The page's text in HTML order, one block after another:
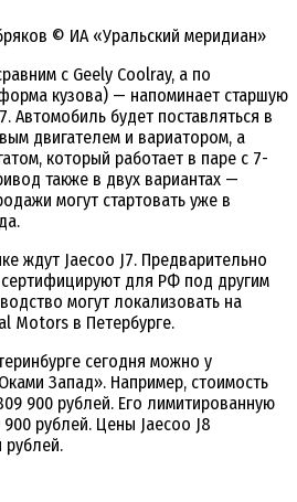
© ИА «Уральский меридиан»
с Geely Coolray, а по
кузова) — напоминает старшую
Автомобиль будет поставляться в
двигателем и вариатором, а
который работает в паре с 7-
также в двух вариантах —
могут стартовать уже в
ждут Jaecoo J7. Предварительно
сертифицируют для РФ под другим
могут локализовать на
Motors в Петербурге.
сегодня можно у
Запад». Например, стоимость
900 рублей. Его лимитированную
рублей. Цены Jaecoo J8
рублей.